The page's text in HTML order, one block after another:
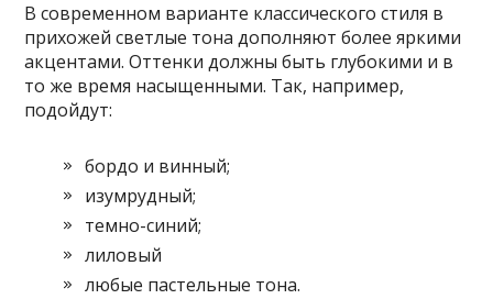
В современном варианте классического стиля в
прихожей светлые тона дополняют более яркими
акцентами. Оттенки должны быть глубокими и в
то же время насыщенными. Так, например,
подойдут:
бордо и винный;
изумрудный;
темно-синий;
лиловый
любые пастельные тона.